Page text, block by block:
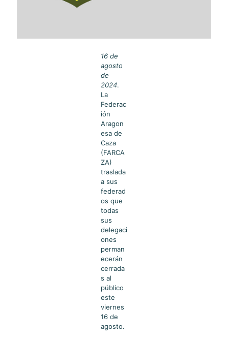
16 de
agosto
de
2024.
La
Federac
ión
Aragon
esa de
Caza
(FARCA
ZA)
traslada
a sus
federad
os que
todas
sus
delegaci
ones
perman
ecerán
cerrada
s al
público
este
viernes
16 de
agosto.